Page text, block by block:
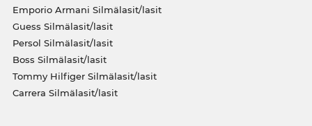
Emporio Armani Silmälasit/lasit
Guess Silmälasit/lasit
Persol Silmälasit/lasit
Boss Silmälasit/lasit
Tommy Hilfiger Silmälasit/lasit
Carrera Silmälasit/lasit